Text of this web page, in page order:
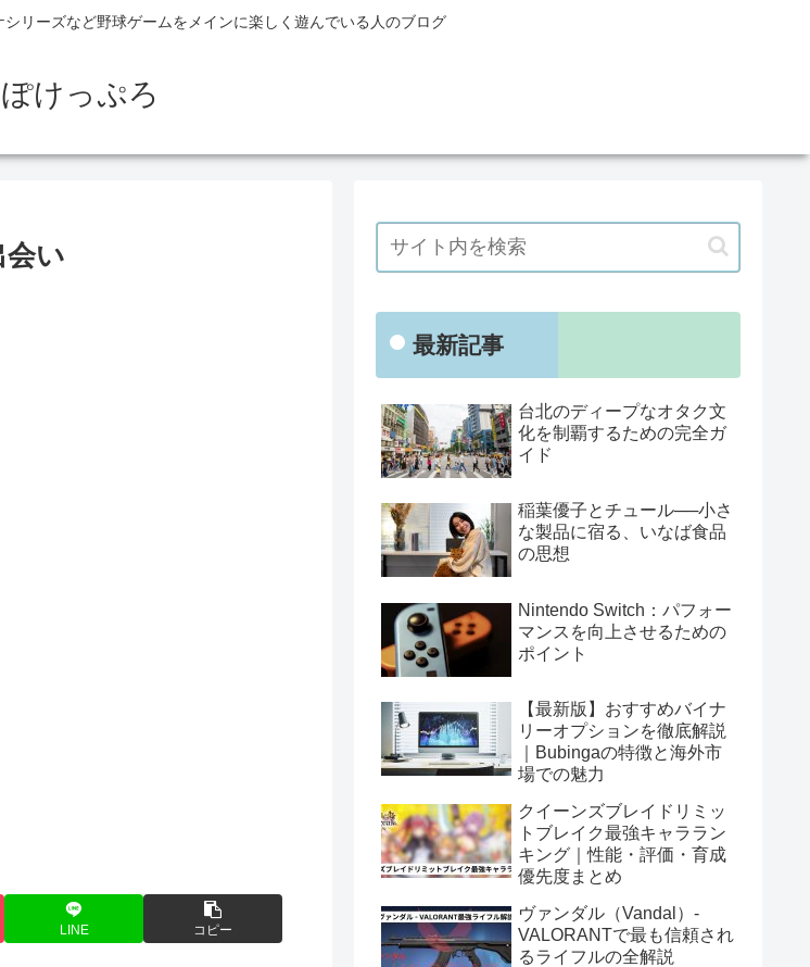
リーズなど野球ゲームをメインに楽しく遊んでいる人のブログ
ぽけっぷろ
い
LINE コピー
最新記事
台北のディープなオタク文
化を制覇するための完全ガ
イド
稲葉優子とチュール──小さ
な製品に宿る、いなば食品
の思想
Nintendo Switch：パフォー
マンスを向上させるための
ポイント
【最新版】おすすめバイナ
リーオプションを徹底解説
｜Bubingaの特徴と海外市
場での魅力
クイーンズブレイドリミッ
トブレイク最強キャララン
キング｜性能・評価・育成
優先度まとめ
ヴァンダル（Vandal）-
VALORANTで最も信頼され
るライフルの全解説